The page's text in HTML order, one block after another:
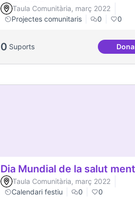
Taula Comunitària, març 2022
Projectes comunitaris
0 0
0 Suports
Dia Mundial de la salut
Taula Comunitària, març 2022
Calendari festiu
0 0